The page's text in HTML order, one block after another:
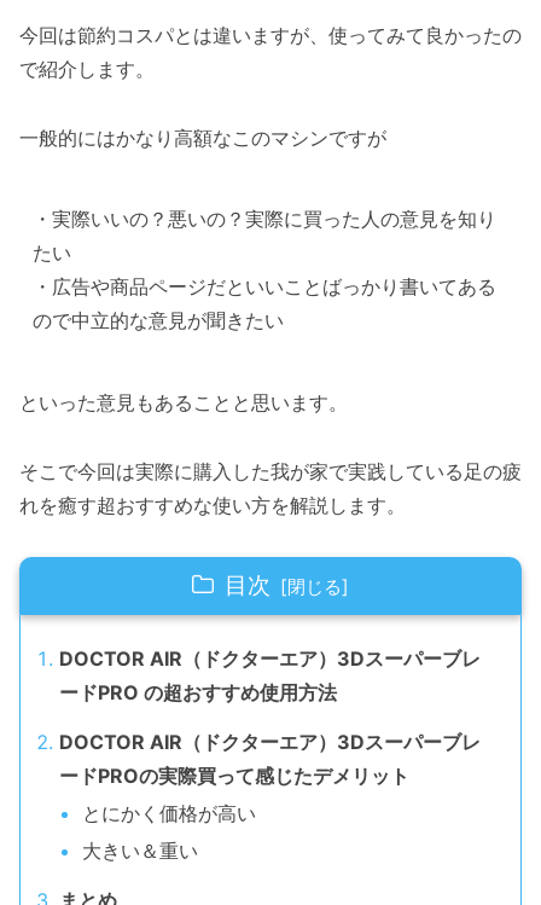
今回は節約コスパとは違いますが、使ってみて良かったの
で紹介します。
一般的にはかなり高額なこのマシンですが
・実際いいの？悪いの？実際に買った人の意見を知り
たい
・広告や商品ページだといいことばっかり書いてある
ので中立的な意見が聞きたい
といった意見もあることと思います。
そこで今回は実際に購入した我が家で実践している足の疲
れを癒す超おすすめな使い方を解説します。
目次
DOCTOR AIR（ドクターエア）3Dスーパーブレ
ードPRO の超おすすめ使用方法
DOCTOR AIR（ドクターエア）3Dスーパーブレ
ードPROの実際買って感じたデメリット
とにかく価格が高い
大きい＆重い